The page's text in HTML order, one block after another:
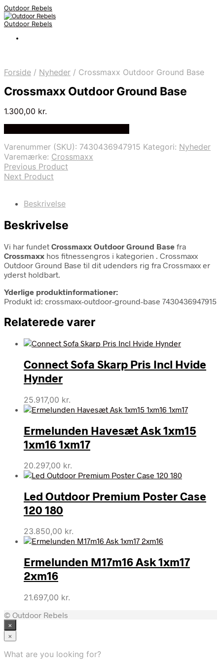
Outdoor Rebels
Outdoor Rebels
Forside / Nyheder / Crossmaxx Outdoor Ground Base
Crossmaxx Outdoor Ground Base
1.300,00 kr.
Varenummer (SKU): 7430436947915 Kategori: Nyheder
Varemærke: Crossmaxx
Previous Product
Next Product
Beskrivelse
Beskrivelse
Vi har fundet Crossmaxx Outdoor Ground Base fra
Crossmaxx hos fitnessengros i kategorien . Crossmaxx
Outdoor Ground Base til dit udendørs rig fra Crossmaxx er
yderst holdbart.
Yderlige produktinformationer:
Produkt id: crossmaxx-outdoor-ground-base 7430436947915
Relaterede varer
Connect Sofa Skarp Pris Incl Hvide
Hynder
25.917,00 kr.
Ermelunden Havesæt Ask 1xm15
1xm16 1xm17
20.297,00 kr.
Led Outdoor Premium Poster Case
120 180
23.850,00 kr.
Ermelunden M17m16 Ask 1xm17
2xm16
21.697,00 kr.
© Outdoor Rebels
×
×
What are you looking for?